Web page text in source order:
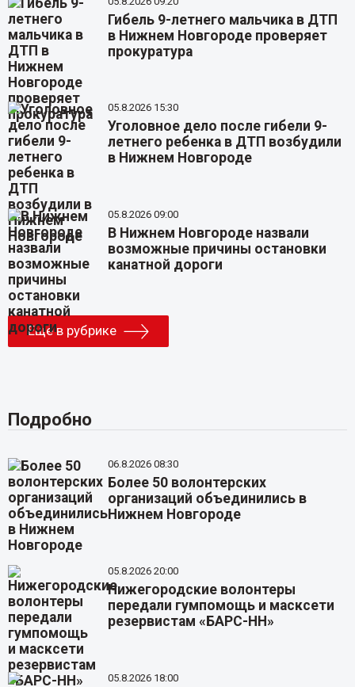
Гибель 9-летнего мальчика в ДТП
в Нижнем Новгороде проверяет
прокуратура
05.8.2026 15:30
Уголовное дело после гибели 9-
летнего ребенка в ДТП возбудили
в Нижнем Новгороде
05.8.2026 09:00
В Нижнем Новгороде назвали
возможные причины остановки
канатной дороги
Еще в рубрике
Подробно
06.8.2026 08:30
Более 50 волонтерских
организаций объединились в
Нижнем Новгороде
05.8.2026 20:00
Нижегородские волонтеры
передали гумпомощь и масксети
резервистам «БАРС-НН»
05.8.2026 18:00